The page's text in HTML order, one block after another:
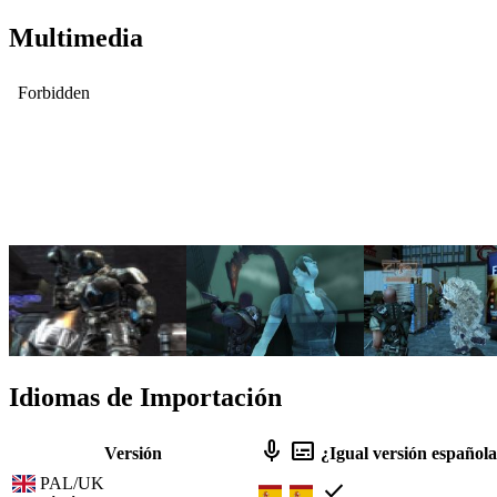
Multimedia
Idiomas de Importación
Versión mic subtitles ¿Igual versión
PAL/UK